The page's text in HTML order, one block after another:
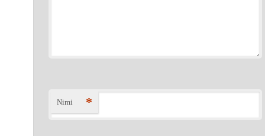
Nimi *